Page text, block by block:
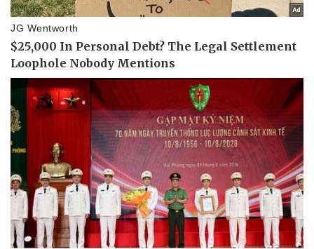
Vụ án
Tin nóng
Tư vấn luật
Quân sự - Quốc phòng
Vũ khí
Việt Nam
Phân tích